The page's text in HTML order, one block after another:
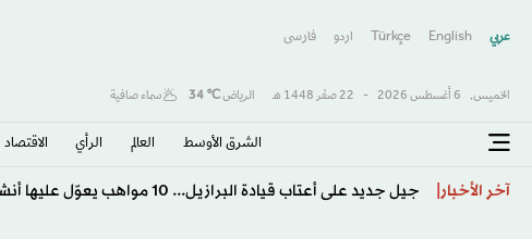
عربي English
Türkçe اردو فارسى
الخميس, 6 أغسطس 2026 - 22 صفَر 1448 هـ الرياض℃
34 سماء صافية
الشرق الأوسط​ العالم الرأي الاقتصاد
آخر الأخبار موناكو يهزم خيتافي ودياً رغم النقص العددي